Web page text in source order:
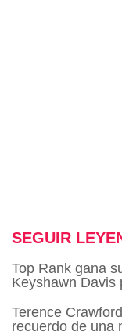
SEGUIR
Top Rank gana
Keyshawn Davis
Terence
recuerdo de una